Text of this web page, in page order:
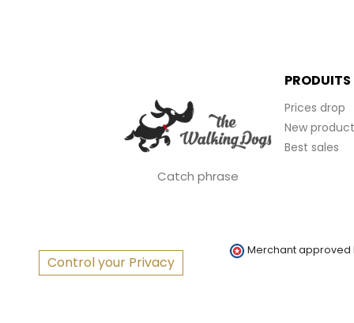
Catch phrase
PRODUITS
Prices drop
New
Best sales
Control your Privacy
Merchant approved